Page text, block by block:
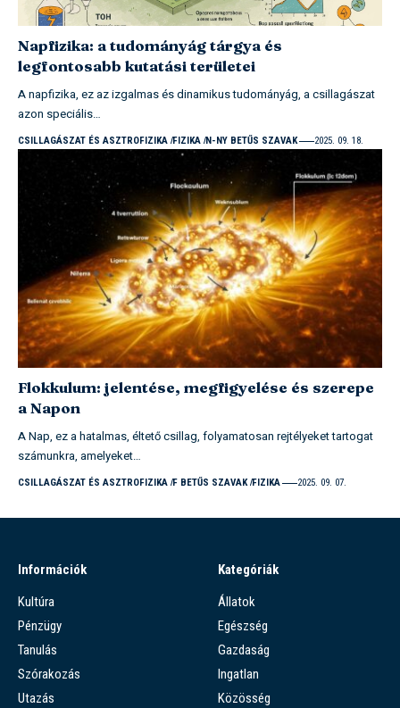
Napfizika: a tudományág tárgya és
legfontosabb kutatási területei
A napfizika, ez az izgalmas és dinamikus tudományág, a csillagászat
azon speciális…
CSILLAGÁSZAT ÉS ASZTROFIZIKA FIZIKA N-NY BETŰS SZAVAK 2025. 09. 18.
Flokkulum: jelentése, megfigyelése és szerepe
a Napon
A Nap, ez a hatalmas, éltető csillag, folyamatosan rejtélyeket tartogat
számunkra, amelyeket…
CSILLAGÁSZAT ÉS ASZTROFIZIKA F BETŰS SZAVAK FIZIKA 2025. 09. 07.
Információk
Kultúra
Pénzügy
Tanulás
Szórakozás
Utazás
Kategóriák
Állatok
Egészség
Gazdaság
Ingatlan
Közösség